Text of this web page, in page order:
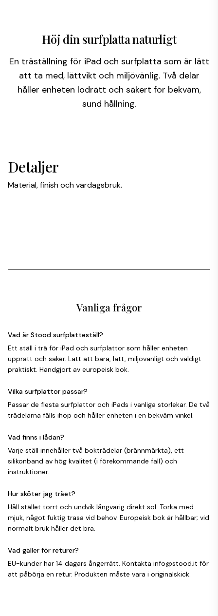
Höj din surfplatta naturligt
En träställning för iPad och surfplatta som är lätt
att ta med, lättvikt och miljövänlig. Två delar
håller enheten lodrätt och säkert för bekväm,
sund hållning.
Detaljer
Material, finish och vardagsbruk.
Vanliga frågor
Vad är Stood surfplatteställ?
Ett ställ i trä för iPad och surfplattor som håller enheten
upprätt och säker. Lätt att bära, lätt, miljövänligt och väldigt
praktiskt. Handgjort av europeisk bok.
Vilka surfplattor passar?
Passar de flesta surfplattor och iPads i vanliga storlekar. De två
trädelarna fälls ihop och håller enheten i en bekväm vinkel.
Vad finns i lådan?
Varje ställ innehåller två bokträdelar (brännmärkta), ett
silikonband av hög kvalitet (i förekommande fall) och
instruktioner.
Hur sköter jag träet?
Håll stället torrt och undvik långvarig direkt sol. Torka med
mjuk, något fuktig trasa vid behov. Europeisk bok är hållbar; vid
normalt bruk håller det bra.
Vad gäller för returer?
EU-kunder har 14 dagars ångerrätt. Kontakta info@stood.it för
att påbörja en retur. Produkten måste vara i originalskick.